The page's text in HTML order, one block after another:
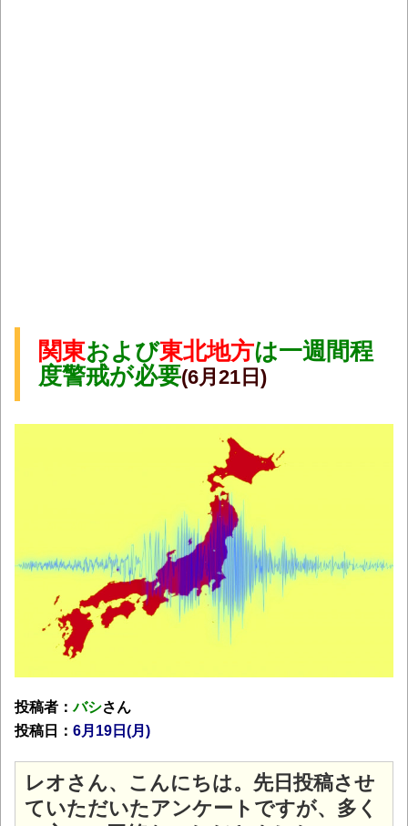
関東および東北地方は一週間程
度警戒が必要(6月21日)
投稿者：バシさん
投稿日： 6月19日(月 )
レオさん、こんにちは。先日投稿させ
ていただいたアンケートですが、多く